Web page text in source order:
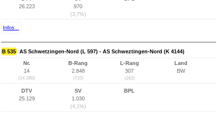
26.223
970
(3,7%)
Infos...
B 535 AS Schwetzingen-Nord (L 597) - AS Schweztingen-Nord (K 4144)
Nr.
14
(14.280)
B-Rang
2.848
(710)
L-Rang
307
(162)
Land
BW
DTV
25.129
SV
1.030
(4,1%)
BPL